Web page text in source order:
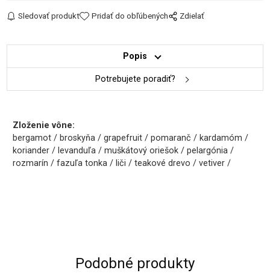
Sledovať produkt Pridať do obľúbených Zdielať
Popis
Potrebujete poradiť?
Zloženie vône:
bergamot / broskyňa / grapefruit / pomaranč / kardamóm /
koriander / levanduľa / muškátový oriešok / pelargónia /
rozmarín / fazuľa tonka / liči / teakové drevo / vetiver /
Podobné produkty